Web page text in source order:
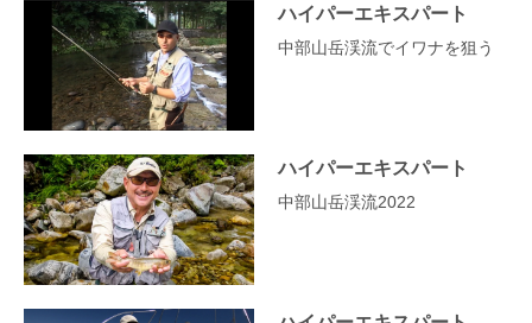
ハイパーエキスパート
中部山岳渓流でイワナを狙う
ハイパーエキスパート
中部山岳渓流2022